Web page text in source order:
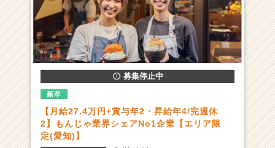
企
業
か
ら
ス
カ
ウ
が
届
募集停止中
新卒
【月給27.4万円+賞与年2・昇給年4/完週休
2】もんじゃ業界シェアNo1企業【エリア限
定(愛知)】